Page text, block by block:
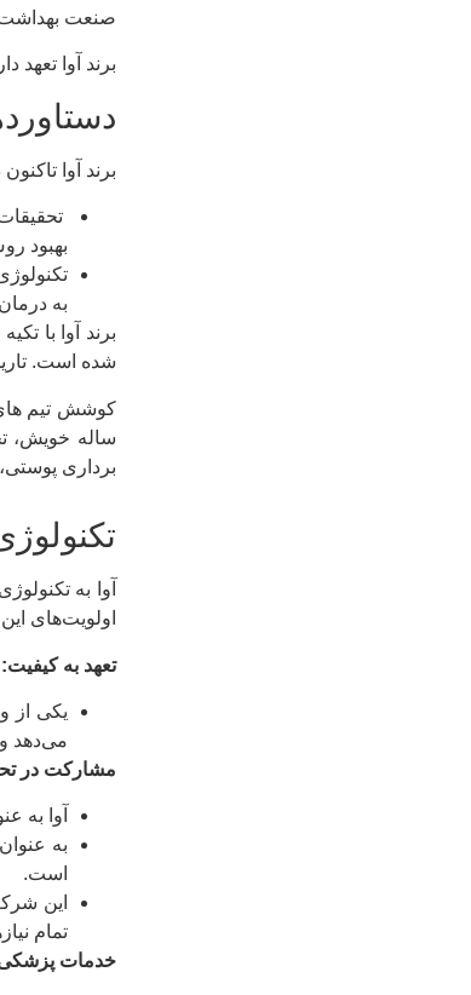
صنعت
برند آوا تعهد
برند آوا
بهبود
به
برند آوا با
شده است.
ساله خویش،
برداری
آوا به
اولویت‌های
تعهد به کیفیت:
یکی از
می‌دهد
مشارکت در
آوا به
به
است.
این
تمام
خدمات پزشکی